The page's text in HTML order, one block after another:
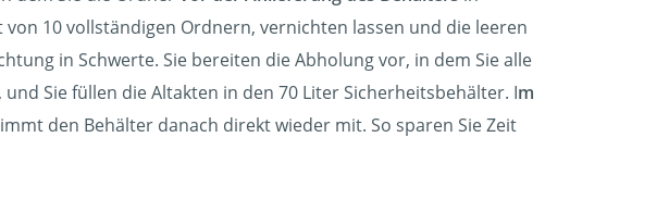
10 vollständigen Ordnern, vernichten lassen und die leeren
in Schwerte. Sie bereiten die Abholung vor, in dem Sie alle
Sie füllen die Altakten in den 70 Liter Sicherheitsbehälter. Im
den Behälter danach direkt wieder mit. So sparen Sie Zeit